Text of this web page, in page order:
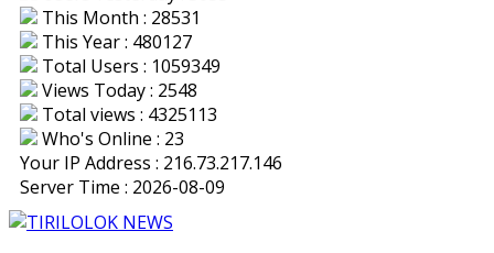
This Month : 28531
This Year : 480127
Total Users : 1059349
Views Today : 2548
Total views : 4325113
Who's Online : 23
Your IP Address : 216.73.217.146
Server Time : 2026-08-09